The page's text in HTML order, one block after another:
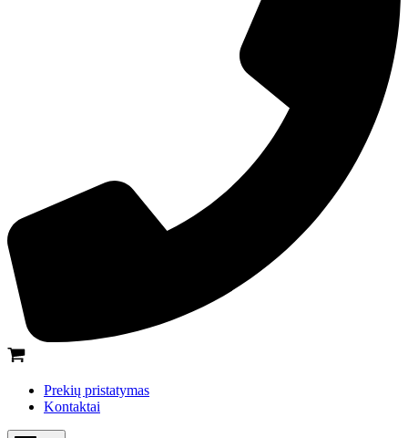
Prekių pristatymas
Kontaktai